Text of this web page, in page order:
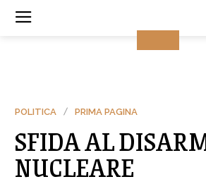
POLITICA PRIMA PAGINA
SFIDA AL
NUCLEARE